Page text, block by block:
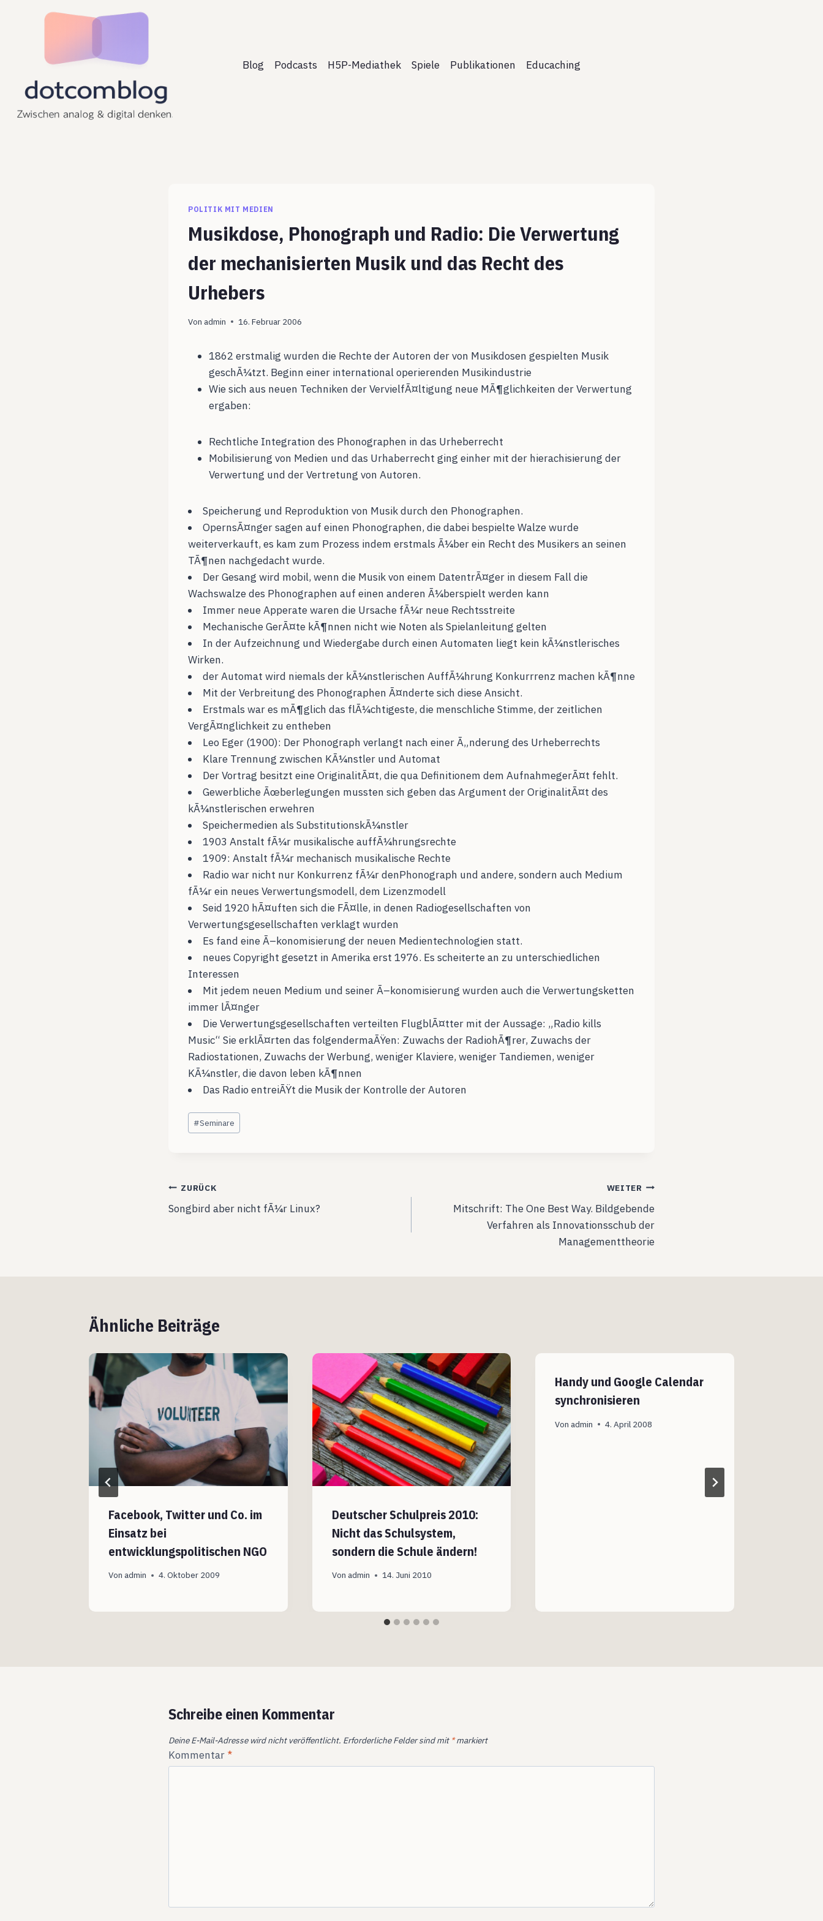
Blog
Podcasts H5P-Mediathek Spiele Publikationen Educaching
POLITIK MIT MEDIEN
Musikdose, Phonograph und Radio: Die Verwertung
der mechanisierten Musik und das Recht des
Urhebers
Von admin 16. Februar 2006
1862 erstmalig wurden die Rechte der Autoren der von Musikdosen gespielten Musik
geschÃ¼tzt. Beginn einer international operierenden Musikindustrie
Wie sich aus neuen Techniken der VervielfÃ¤ltigung neue MÃ¶glichkeiten der Verwertung
ergaben:
Rechtliche Integration des Phonographen in das Urheberrecht
Mobilisierung von Medien und das Urhaberrecht ging einher mit der hierachisierung der
Verwertung und der Vertretung von Autoren.
Speicherung und Reproduktion von Musik durch den Phonographen.
OpernsÃ¤nger sagen auf einen Phonographen, die dabei bespielte Walze wurde
weiterverkauft, es kam zum Prozess indem erstmals Ã¼ber ein Recht des Musikers an seinen
TÃ¶nen nachgedacht wurde.
Der Gesang wird mobil, wenn die Musik von einem DatentrÃ¤ger in diesem Fall die
Wachswalze des Phonographen auf einen anderen Ã¼berspielt werden kann
Immer neue Apperate waren die Ursache fÃ¼r neue Rechtsstreite
Mechanische GerÃ¤te kÃ¶nnen nicht wie Noten als Spielanleitung gelten
In der Aufzeichnung und Wiedergabe durch einen Automaten liegt kein kÃ¼nstlerisches
Wirken.
der Automat wird niemals der kÃ¼nstlerischen AuffÃ¼hrung Konkurrrenz machen kÃ¶nne
Mit der Verbreitung des Phonographen Ã¤nderte sich diese Ansicht.
Erstmals war es mÃ¶glich das flÃ¼chtigeste, die menschliche Stimme, der zeitlichen
VergÃ¤nglichkeit zu entheben
Leo Eger (1900): Der Phonograph verlangt nach einer Ã„nderung des Urheberrechts
Klare Trennung zwischen KÃ¼nstler und Automat
Der Vortrag besitzt eine OriginalitÃ¤t, die qua Definitionem dem AufnahmegerÃ¤t fehlt.
Gewerbliche Ãœberlegungen mussten sich geben das Argument der OriginalitÃ¤t des
kÃ¼nstlerischen erwehren
Speichermedien als SubstitutionskÃ¼nstler
1903 Anstalt fÃ¼r musikalische auffÃ¼hrungsrechte
1909: Anstalt fÃ¼r mechanisch musikalische Rechte
Radio war nicht nur Konkurrenz fÃ¼r denPhonograph und andere, sondern auch Medium
fÃ¼r ein neues Verwertungsmodell, dem Lizenzmodell
Seid 1920 hÃ¤uften sich die FÃ¤lle, in denen Radiogesellschaften von
Verwertungsgesellschaften verklagt wurden
Es fand eine Ã–konomisierung der neuen Medientechnologien statt.
neues Copyright gesetzt in Amerika erst 1976. Es scheiterte an zu unterschiedlichen
Interessen
Mit jedem neuen Medium und seiner Ã–konomisierung wurden auch die Verwertungsketten
immer lÃ¤nger
Die Verwertungsgesellschaften verteilten FlugblÃ¤tter mit der Aussage: „Radio kills
Music“ Sie erklÃ¤rten das folgendermaÃŸen: Zuwachs der RadiohÃ¶rer, Zuwachs der
Radiostationen, Zuwachs der Werbung, weniger Klaviere, weniger Tandiemen, weniger
KÃ¼nstler, die davon leben kÃ¶nnen
Das Radio entreiÃŸt die Musik der Kontrolle der Autoren
Schlagworte:
#Seminare
Beitragsnavigation
ZURÜCK
Songbird aber nicht fÃ¼r Linux?
WEITER
Mitschrift: The One Best Way. Bildgebende
Verfahren als Innovationsschub der
Managementtheorie
Ähnliche Beiträge
Facebook, Twitter und Co. im
Einsatz bei
entwicklungspolitischen NGO
Von admin 4. Oktober 2009
Deutscher Schulpreis 2010:
Nicht das Schulsystem,
sondern die Schule ändern!
Von admin 14. Juni 2010
Handy und Google Calendar
synchronisieren
Von admin 4. April 2008
Schreibe einen Kommentar
Deine E-Mail-Adresse wird nicht veröffentlicht. Erforderliche Felder sind mit *markiert
Kommentar *